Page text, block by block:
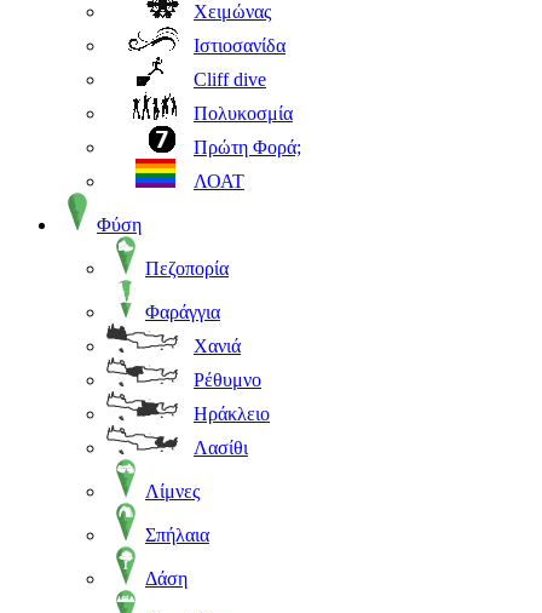
Χειμώνας
Ιστιοσανίδα
Cliff dive
Πολυκοσμία
Πρώτη Φορά;
ΛΟΑΤ
Φύση
Πεζοπορία
Φαράγγια
Χανιά
Ρέθυμνο
Ηράκλειο
Λασίθι
Λίμνες
Σπήλαια
Δάση